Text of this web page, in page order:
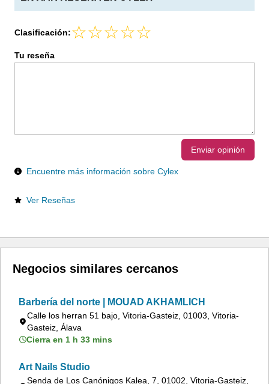
Clasificación:
Tu reseña
Enviar opinión
Encuentre más información sobre Cylex
Ver Reseñas
Negocios similares cercanos
Barbería del norte | MOUAD AKHAMLICH
Calle los herran 51 bajo, Vitoria-Gasteiz, 01003, Vitoria-
Gasteiz, Álava
Cierra en 1 h 33 mins
Art Nails Studio
Senda de Los Canónigos Kalea, 7, 01002, Vitoria-Gasteiz,